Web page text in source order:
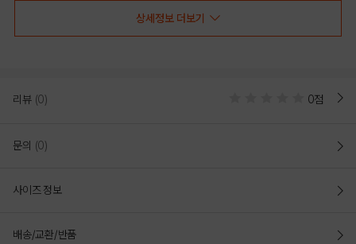
상세정보 더보기
리뷰 (0) 0점
문의 (0)
사이즈 정보
배송/교환/반품